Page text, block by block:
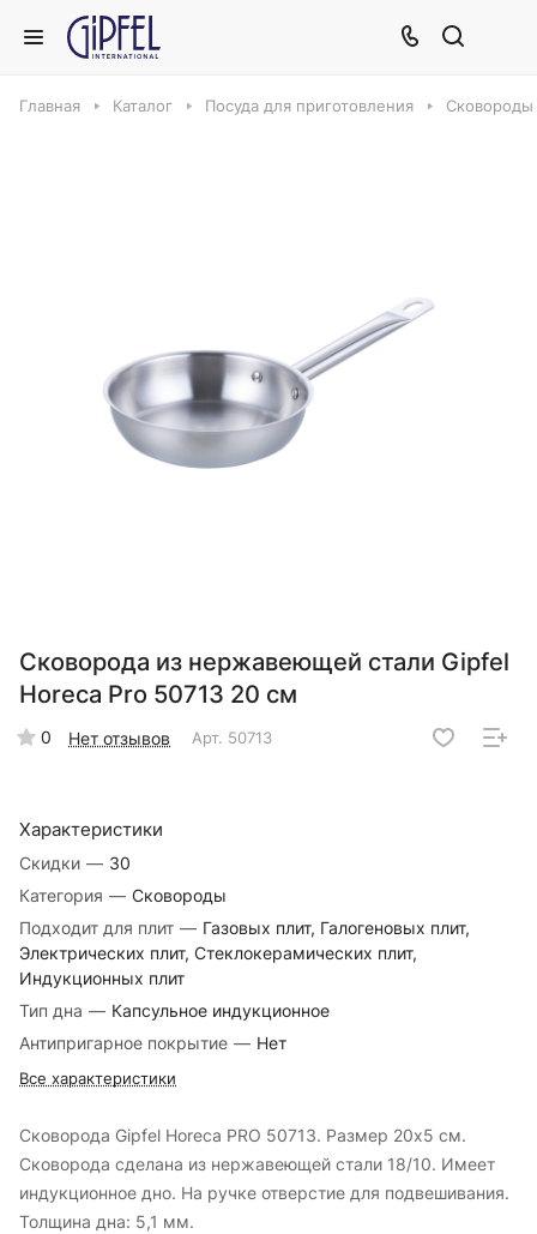
Главная Каталог Посуда для приготовления Сковороды
Сковорода из нержавеющей стали Gipfel
Horeca Pro 50713 20 см
0 Нет отзывов Арт. 50713
Характеристики
Скидки — 30
Категория — Сковороды
Подходит для плит — Газовых плит, Галогеновых плит,
Электрических плит, Стеклокерамических плит,
Индукционных плит
Тип дна — Капсульное индукционное
Антипригарное покрытие — Нет
Все характеристики
Сковорода Gipfel Horeca PRO 50713. Размер 20х5 см.
Сковорода сделана из нержавеющей стали 18/10. Имеет
индукционное дно. На ручке отверстие для подвешивания.
Толщина дна: 5,1 мм.